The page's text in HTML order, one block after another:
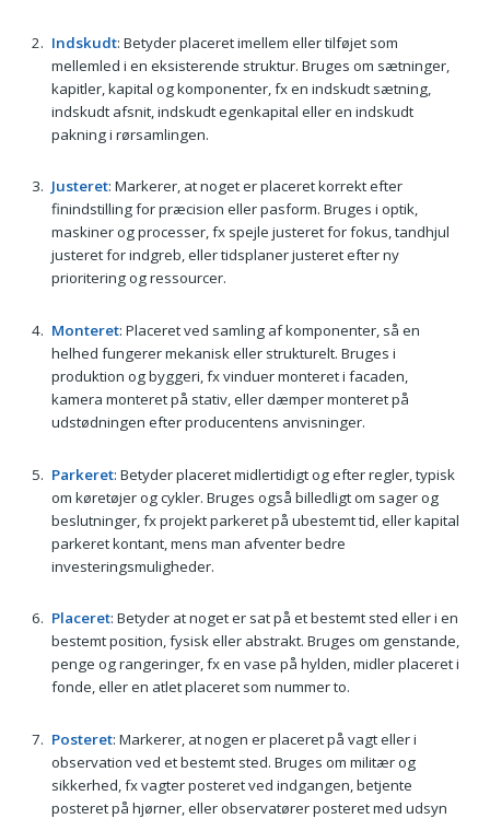
Indskudt: Betyder placeret imellem eller tilføjet som
mellemled i en eksisterende struktur. Bruges om sætninger,
kapitler, kapital og komponenter, fx en indskudt sætning,
indskudt afsnit, indskudt egenkapital eller en indskudt
pakning i rørsamlingen.
Justeret: Markerer, at noget er placeret korrekt efter
finindstilling for præcision eller pasform. Bruges i optik,
maskiner og processer, fx spejle justeret for fokus, tandhjul
justeret for indgreb, eller tidsplaner justeret efter ny
prioritering og ressourcer.
Monteret: Placeret ved samling af komponenter, så en
helhed fungerer mekanisk eller strukturelt. Bruges i
produktion og byggeri, fx vinduer monteret i facaden,
kamera monteret på stativ, eller dæmper monteret på
udstødningen efter producentens anvisninger.
Parkeret: Betyder placeret midlertidigt og efter regler, typisk
om køretøjer og cykler. Bruges også billedligt om sager og
beslutninger, fx projekt parkeret på ubestemt tid, eller kapital
parkeret kontant, mens man afventer bedre
investeringsmuligheder.
Placeret: Betyder at noget er sat på et bestemt sted eller i en
bestemt position, fysisk eller abstrakt. Bruges om genstande,
penge og rangeringer, fx en vase på hylden, midler placeret i
fonde, eller en atlet placeret som nummer to.
Posteret: Markerer, at nogen er placeret på vagt eller i
observation ved et bestemt sted. Bruges om militær og
sikkerhed, fx vagter posteret ved indgangen, betjente
posteret på hjørner, eller observatører posteret med udsyn